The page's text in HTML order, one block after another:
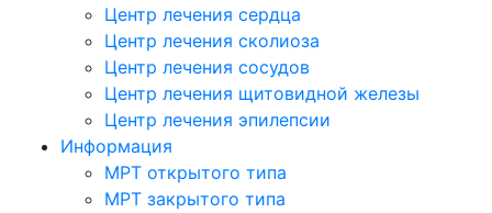
Центр лечения сердца
Центр лечения сколиоза
Центр лечения сосудов
Центр лечения щитовидной железы
Центр лечения эпилепсии
Информация
МРТ открытого типа
МРТ закрытого типа